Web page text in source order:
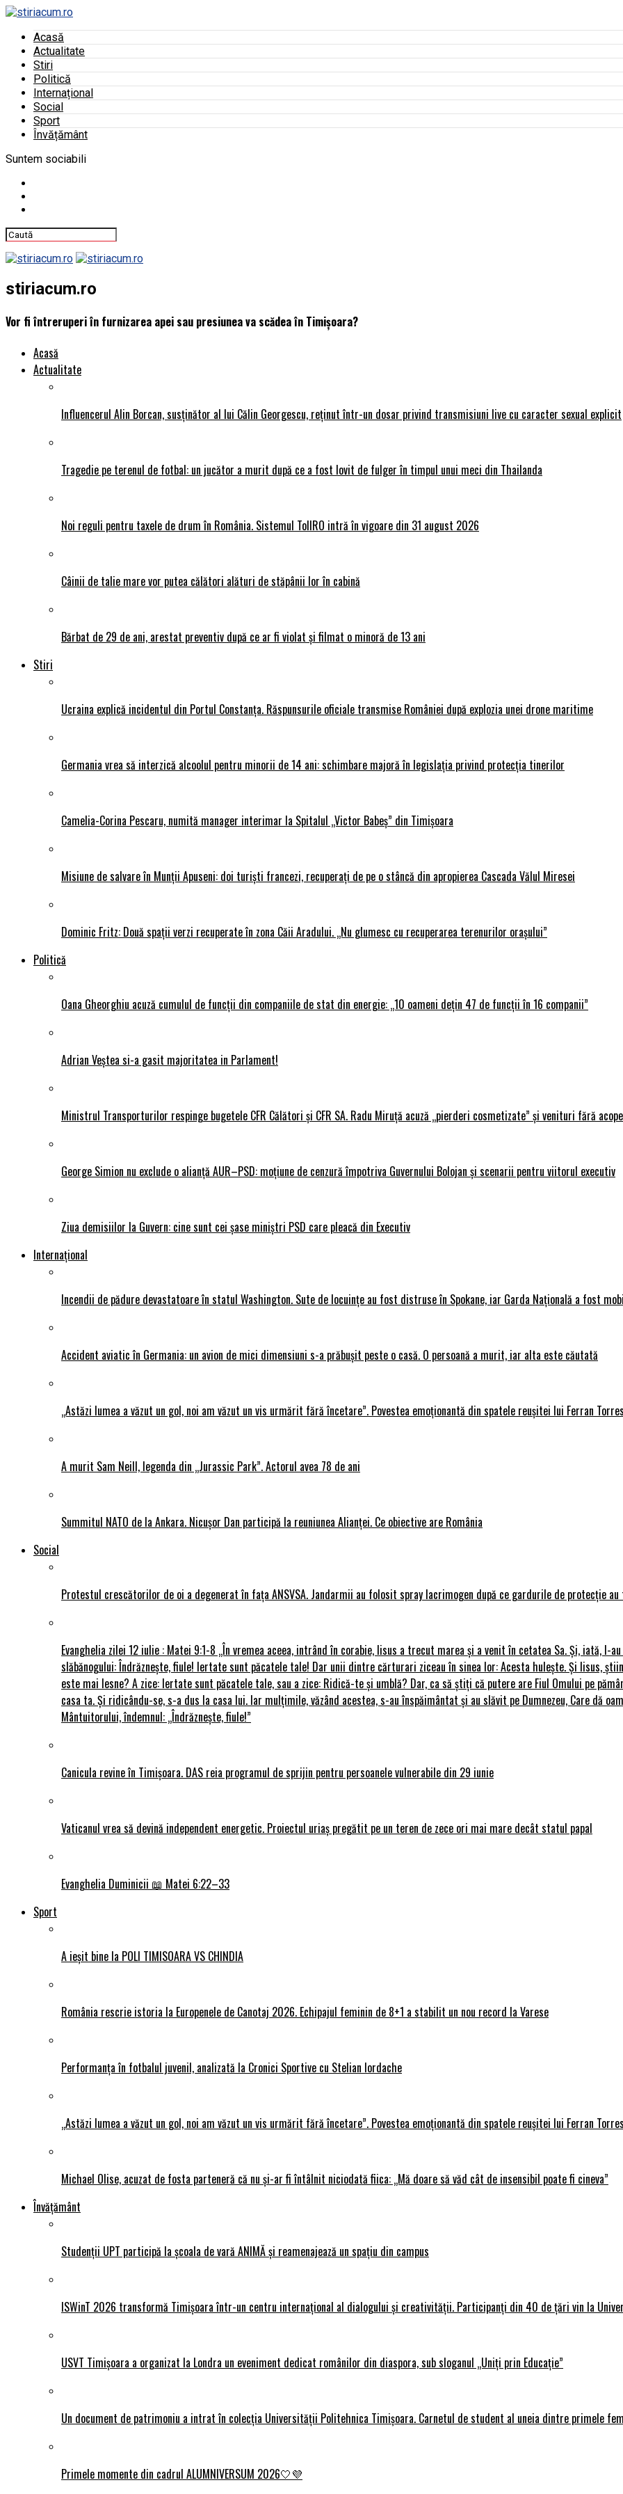
Acasă
Actualitate
Stiri
Politică
Internațional
Social
Sport
Învățământ
Suntem sociabili
stiriacum.ro
Vor fi întreruperi în furnizarea apei sau presiunea va scădea în Timișoara?
Acasă
Actualitate
Influencerul Alin Borcan, susținător al lui Călin Georgescu, reținut într-un dosar privind transmisiuni live cu caracter sexual explicit
Tragedie pe terenul de fotbal: un jucător a murit după ce a fost lovit de fulger în timpul unui meci din Thailanda
Noi reguli pentru taxele de drum în România. Sistemul TollRO intră în vigoare din 31 august 2026
Câinii de talie mare vor putea călători alături de stăpânii lor în cabină
Bărbat de 29 de ani, arestat preventiv după ce ar fi violat și filmat o minoră de 13 ani
Stiri
Ucraina explică incidentul din Portul Constanța. Răspunsurile oficiale transmise României după explozia unei drone maritime
Germania vrea să interzică alcoolul pentru minorii de 14 ani: schimbare majoră în legislația privind protecția tinerilor
Camelia-Corina Pescaru, numită manager interimar la Spitalul „Victor Babeș” din Timișoara
Misiune de salvare în Munții Apuseni: doi turiști francezi, recuperați de pe o stâncă din apropierea Cascada Vălul Miresei
Dominic Fritz: Două spații verzi recuperate în zona Căii Aradului. „Nu glumesc cu recuperarea terenurilor orașului”
Politică
Oana Gheorghiu acuză cumulul de funcții din companiile de stat din energie: „10 oameni dețin 47 de funcții în 16 companii”
Adrian Veștea si-a gasit majoritatea in Parlament!
Ministrul Transporturilor respinge bugetele CFR Călători și CFR SA. Radu Miruță acuză „pierderi cosmetizate” și venituri fără
George Simion nu exclude o alianță AUR–PSD: moțiune de cenzură împotriva Guvernului Bolojan și scenarii pentru viitorul executiv
Ziua demisiilor la Guvern: cine sunt cei șase miniștri PSD care pleacă din Executiv
Internațional
Incendii de pădure devastatoare în statul Washington. Sute de locuințe au fost distruse în Spokane, iar Garda Națională a fost
Accident aviatic în Germania: un avion de mici dimensiuni s-a prăbușit peste o casă. O persoană a murit, iar alta este căutată
„Astăzi lumea a văzut un gol, noi am văzut un vis urmărit fără încetare”. Povestea emoționantă din spatele reușitei lui Ferran
A murit Sam Neill, legenda din „Jurassic Park”. Actorul avea 78 de ani
Summitul NATO de la Ankara. Nicușor Dan participă la reuniunea Alianței. Ce obiective are România
Social
Protestul crescătorilor de oi a degenerat în fața ANSVSA. Jandarmii au folosit spray lacrimogen după ce gardurile de protecție
Evanghelia zilei 12 iulie : Matei 9:1-8 „În vremea aceea, intrând în corabie, Iisus a trecut marea și a venit în cetatea Sa. Și, iată, I-
slăbănogului: Îndrăznește, fiule! Iertate sunt păcatele tale! Dar unii dintre cărturari ziceau în sinea lor: Acesta hulește. Și Iisus,
este mai lesne? A zice: Iertate sunt păcatele tale, sau a zice: Ridică-te și umblă? Dar, ca să știți că putere are Fiul Omului pe
casa ta. Și ridicându-se, s-a dus la casa lui. Iar mulțimile, văzând acestea, s-au înspăimântat și au slăvit pe Dumnezeu, Care dă
Mântuitorului, îndemnul: „Îndrăznește, fiule!”
Canicula revine în Timișoara. DAS reia programul de sprijin pentru persoanele vulnerabile din 29 iunie
Vaticanul vrea să devină independent energetic. Proiectul uriaș pregătit pe un teren de zece ori mai mare decât statul papal
Evanghelia Duminicii 📖 Matei 6:22–33
Sport
A ieșit bine la POLI TIMISOARA VS CHINDIA
România rescrie istoria la Europenele de Canotaj 2026. Echipajul feminin de 8+1 a stabilit un nou record la Varese
Performanța în fotbalul juvenil, analizată la Cronici Sportive cu Stelian Iordache
„Astăzi lumea a văzut un gol, noi am văzut un vis urmărit fără încetare”. Povestea emoționantă din spatele reușitei lui Ferran
Michael Olise, acuzat de fosta parteneră că nu și-ar fi întâlnit niciodată fiica: „Mă doare să văd cât de insensibil poate fi cineva”
Învățământ
Studenții UPT participă la școala de vară ANIMĂ și reamenajează un spațiu din campus
ISWinT 2026 transformă Timișoara într-un centru internațional al dialogului și creativității. Participanți din 40 de țări vin la
USVT Timișoara a organizat la Londra un eveniment dedicat românilor din diaspora, sub sloganul „Uniți prin Educație”
Un document de patrimoniu a intrat în colecția Universității Politehnica Timișoara. Carnetul de student al uneia dintre primele
Primele momente din cadrul ALUMNIVERSUM 2026🤍💜